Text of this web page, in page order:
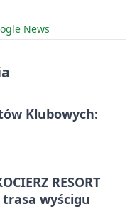
News
Klubowych:
RESORT
trasa wyścigu